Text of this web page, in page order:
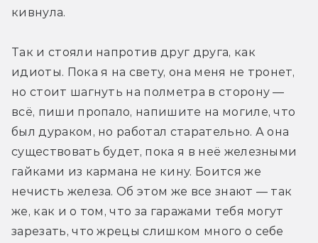
кивнула.
Так и стояли напротив друг друга, как
идиоты. Пока я на свету, она меня не тронет,
но стоит шагнуть на полметра в сторону —
всё, пиши пропало, напишите на могиле, что
был дураком, но работал старательно. А она
существовать будет, пока я в неё железными
гайками из кармана не кину. Боится же
нечисть железа. Об этом же все знают — так
же, как и о том, что за гаражами тебя могут
зарезать, что жрецы слишком много о себе